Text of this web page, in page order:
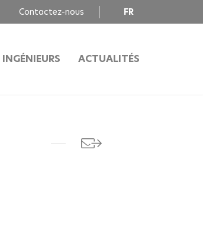
Contactez-nous FR
INGÉNIEURS ACTUALITÉS